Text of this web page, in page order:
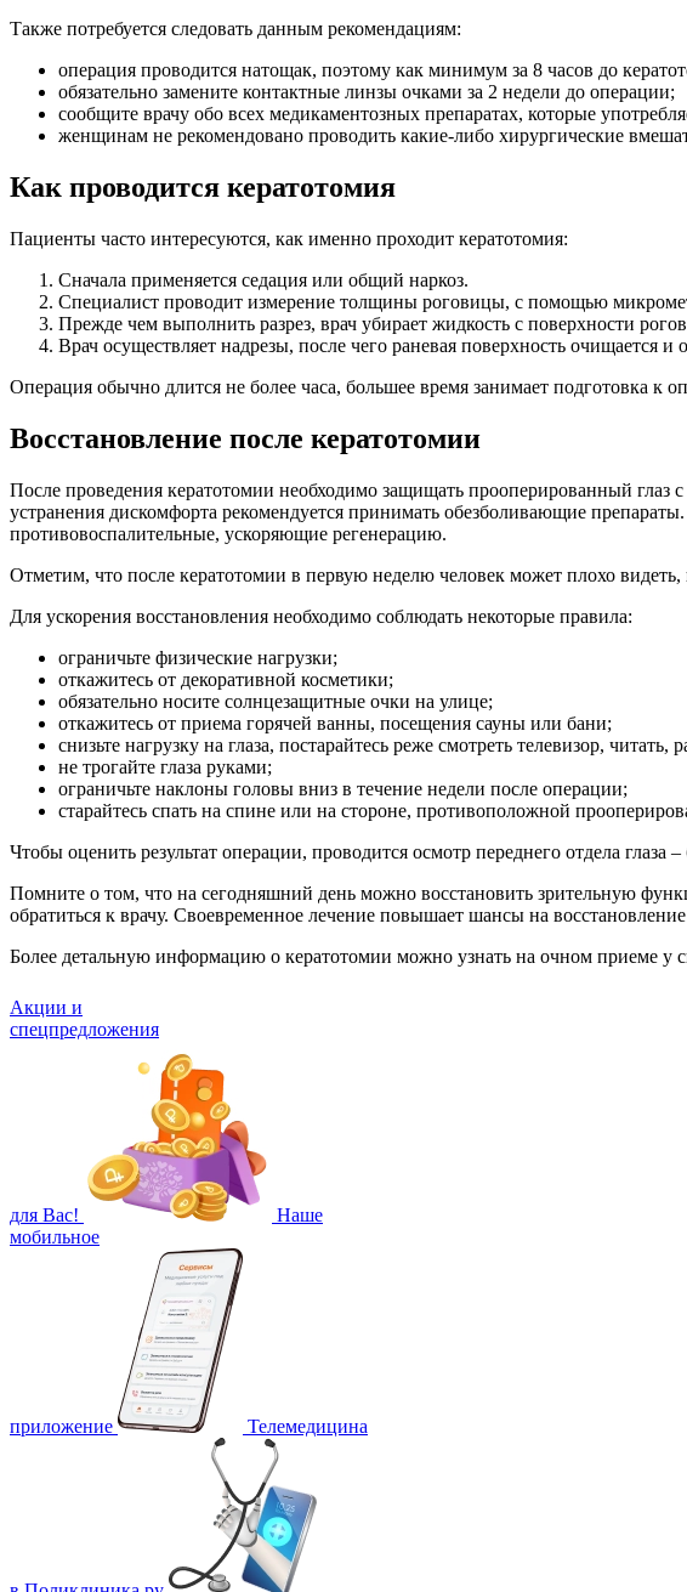
Также потребуется следовать данным рекомендациям:
операция проводится натощак, поэтому как минимум за 8 часов до
обязательно замените контактные линзы очками за 2 недели до операции;
сообщите врачу обо всех медикаментозных препаратах, которые
женщинам не рекомендовано проводить какие-либо хирургические
Как проводится кератотомия
Пациенты часто интересуются, как именно проходит кератотомия:
Сначала применяется седация или общий наркоз.
Специалист проводит измерение толщины роговицы, с помощью
Прежде чем выполнить разрез, врач убирает жидкость с поверхности
Врач осуществляет надрезы, после чего раневая поверхность очищается и
Операция обычно длится не более часа, большее время занимает подготовка к
Восстановление после кератотомии
После проведения кератотомии необходимо защищать прооперированный
устранения дискомфорта рекомендуется принимать обезболивающие
противовоспалительные, ускоряющие регенерацию.
Отметим, что после кератотомии в первую неделю человек может плохо
Для ускорения восстановления необходимо соблюдать некоторые правила:
ограничьте физические нагрузки;
откажитесь от декоративной косметики;
обязательно носите солнцезащитные очки на улице;
откажитесь от приема горячей ванны, посещения сауны или бани;
снизьте нагрузку на глаза, постарайтесь реже смотреть телевизор, читать,
не трогайте глаза руками;
ограничьте наклоны головы вниз в течение недели после операции;
старайтесь спать на спине или на стороне, противоположной
Чтобы оценить результат операции, проводится осмотр переднего отдела
Помните о том, что на сегодняшний день можно восстановить зрительную
обратиться к врачу. Своевременное лечение повышает шансы на
Более детальную информацию о кератотомии можно узнать на очном приеме у
Акции и
спецпредложения
для Вас!
Наше
мобильное
приложение Телемедицина